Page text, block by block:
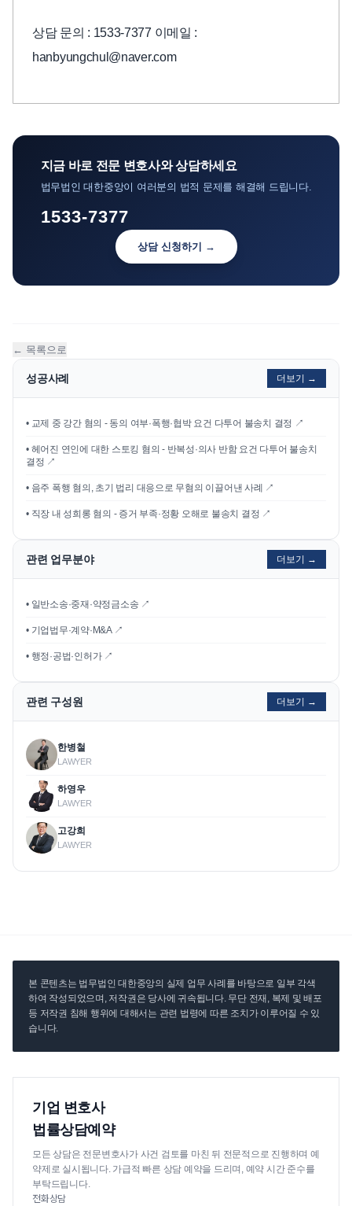
상담 문의 : 1533-7377 이메일 :
hanbyungchul@naver.com
지금 바로 전문 변호사와 상담하세요
법무법인 대한중앙이 여러분의 법적 문제를 해결해 드립니다.
1533-7377
상담 신청하기 →
← 목록으로
성공사례 더보기 →
• 교제 중 강간 혐의 - 동의 여부·폭행·협박 요건 다투어 불송치 결정 ↗
• 헤어진 연인에 대한 스토킹 혐의 - 반복성·의사 반함 요건 다투어 불송치
결정 ↗
• 음주 폭행 혐의, 초기 법리 대응으로 무혐의 이끌어낸 사례 ↗
• 직장 내 성희롱 혐의 - 증거 부족·정황 오해로 불송치 결정 ↗
관련 업무분야 더보기 →
• 일반소송·중재·약정금소송 ↗
• 기업법무·계약·M&A ↗
• 행정·공법·인허가 ↗
관련 구성원 더보기 →
한병철
LAWYER
하영우
LAWYER
고강희
LAWYER
본 콘텐츠는 법무법인 대한중앙의 실제 업무 사례를 바탕으로 일부 각색
하여 작성되었으며, 저작권은 당사에 귀속됩니다. 무단 전재, 복제 및 배포
등 저작권 침해 행위에 대해서는 관련 법령에 따른 조치가 이루어질 수 있
습니다.
기업 변호사
법률상담예약
모든 상담은 전문변호사가 사건 검토를 마친 뒤 전문적으로 진행하며 예
약제로 실시됩니다. 가급적 빠른 상담 예약을 드리며, 예약 시간 준수를
부탁드립니다.
전화상담